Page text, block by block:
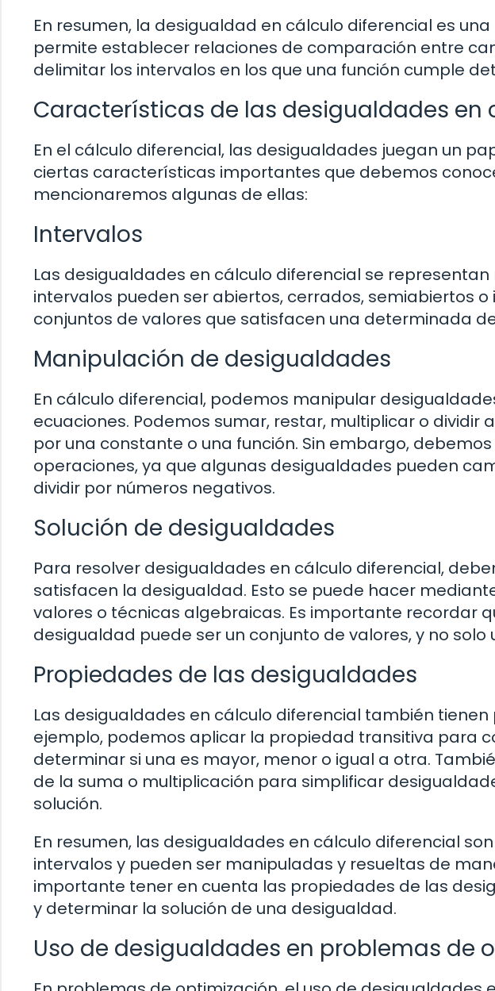
En resumen, la desigualdad en cálculo diferencial es
permite establecer relaciones de comparación entre
delimitar los intervalos en los que una función cumple
Características de las desigualdades en
En el cálculo diferencial, las desigualdades juegan un
ciertas características importantes que debemos
mencionaremos algunas de ellas:
Intervalos
Las desigualdades en cálculo diferencial se
intervalos pueden ser abiertos, cerrados, semiabiertos
conjuntos de valores que satisfacen una determinada
Manipulación de desigualdades
En cálculo diferencial, podemos manipular
ecuaciones. Podemos sumar, restar, multiplicar o dividir
por una constante o una función. Sin embargo,
operaciones, ya que algunas desigualdades pueden
dividir por números negativos.
Solución de desigualdades
Para resolver desigualdades en cálculo diferencial,
satisfacen la desigualdad. Esto se puede hacer
valores o técnicas algebraicas. Es importante recordar
desigualdad puede ser un conjunto de valores, y no solo
Propiedades de las desigualdades
Las desigualdades en cálculo diferencial también
ejemplo, podemos aplicar la propiedad transitiva para
determinar si una es mayor, menor o igual a otra.
de la suma o multiplicación para simplificar
solución.
En resumen, las desigualdades en cálculo diferencial
intervalos y pueden ser manipuladas y resueltas de
importante tener en cuenta las propiedades de las
y determinar la solución de una desigualdad.
Uso de desigualdades en problemas de